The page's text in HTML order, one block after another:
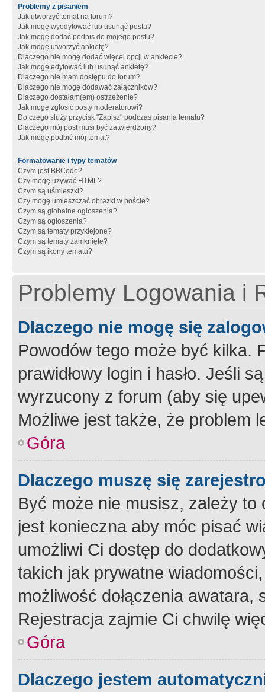
Problemy z pisaniem
Jak utworzyć temat na forum?
Jak mogę wyedytować lub usunąć posta?
Jak mogę dodać podpis do mojego postu?
Jak mogę utworzyć ankietę?
Dlaczego nie mogę dodać więcej opcji w ankiecie?
Jak mogę edytować lub usunąć ankietę?
Dlaczego nie mam dostępu do forum?
Dlaczego nie mogę dodawać załączników?
Dlaczego dostałam(em) ostrzeżenie?
Jak mogę zgłosić posty moderatorowi?
Do czego służy przycisk "Zapisz" podczas pisania tematu?
Dlaczego mój post musi być zatwierdzony?
Jak mogę podbić mój temat?
Formatowanie i typy tematów
Czym jest BBCode?
Czy mogę używać HTML?
Czym są uśmieszki?
Czy mogę umieszczać obrazki w poście?
Czym są globalne ogłoszenia?
Czym są ogłoszenia?
Czym są tematy przyklejone?
Czym są tematy zamknięte?
Czym są ikony tematu?
Problemy Logowania i
Dlaczego nie mogę się
Powodów tego może być kilka.
prawidłowy login i hasło. Jeśli
wyrzucony z forum (aby się
Możliwe jest także, że problem
Góra
Dlaczego muszę się
Być może nie musisz, zależy
jest konieczna aby móc pisać
umożliwi Ci dostęp do
takich jak prywatne
możliwość dołączenia
Rejestracja zajmie Ci chwilę
Góra
Dlaczego jestem